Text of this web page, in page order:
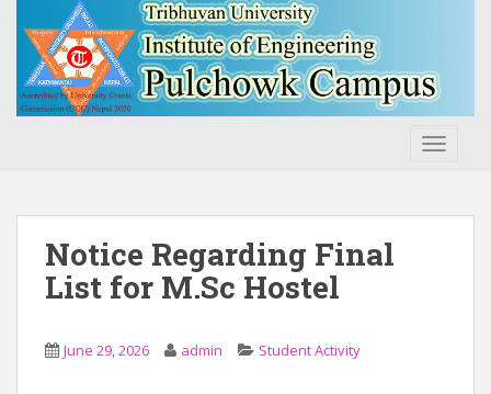
Notice Regarding Final
List for M.Sc Hostel
June 29, 2026 admin Student Activity